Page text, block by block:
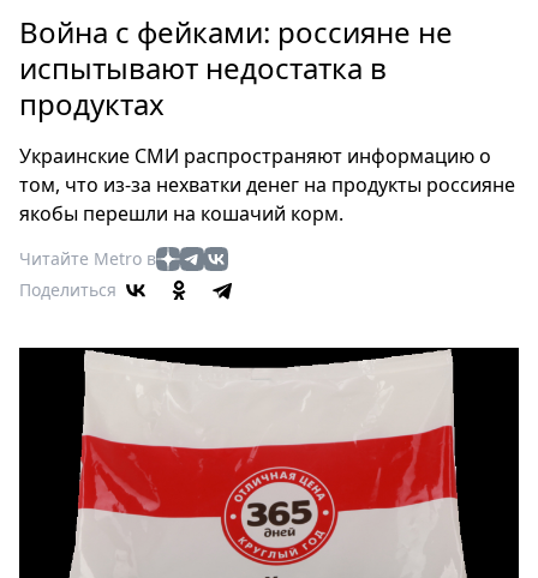
Россия
Мир
Здоровье
Туризм
Мода
Кино
Афиша
Выставки
Пресс-
релизы
О
Metro
Спецпроекты
Война с фейками: россияне не
испытывают недостатка в
продуктах
Украинские СМИ распространяют информацию о
том, что из-за нехватки денег на продукты россияне
якобы перешли на кошачий корм.
Читайте Metro в
Поделиться